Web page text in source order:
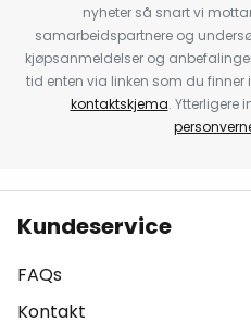
nyheter så snart vi
samarbeidspartnere og
kjøpsanmeldelser og
tid enten via linken som du finner
kontaktskjema. Ytterligere
Kundeservice
FAQs
Kontakt